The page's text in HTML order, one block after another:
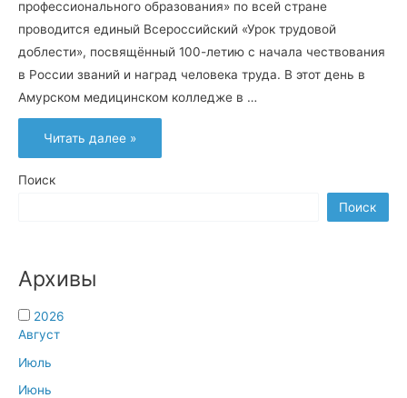
профессионального образования» по всей стране
проводится единый Всероссийский «Урок трудовой
доблести», посвящённый 100-летию с начала чествования
в России званий и наград человека труда. В этот день в
Амурском медицинском колледже в …
Всероссийский
“Урок
трудовой
Читать далее »
Поиск
Поиск
Архивы
2026
Август
Июль
Июнь